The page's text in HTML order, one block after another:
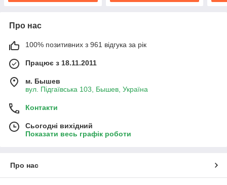
Про нас
100% позитивних з 961 відгука за рік
Працює з 18.11.2011
м. Бышев
вул. Підгаївська 103, Бышев, Україна
Контакти
Сьогодні вихідний
Показати весь графік роботи
Про нас